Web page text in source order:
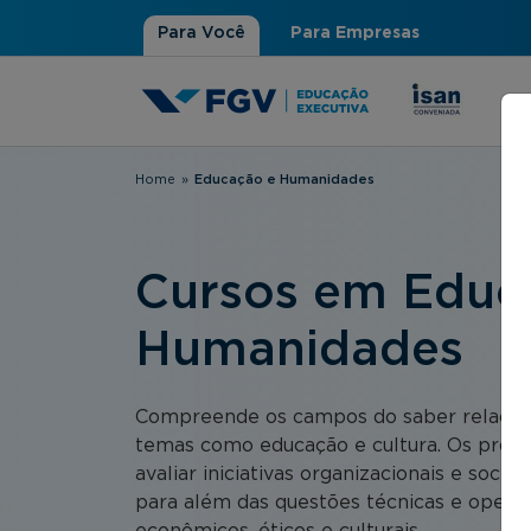
Para Você Para Empresas
Você está aqui
Home » Educação e Humanidades
Cursos em
Humanidades
Compreende os campos do saber
temas como educação e cultura. Os
avaliar iniciativas organizacionais e
para além das questões técnicas e